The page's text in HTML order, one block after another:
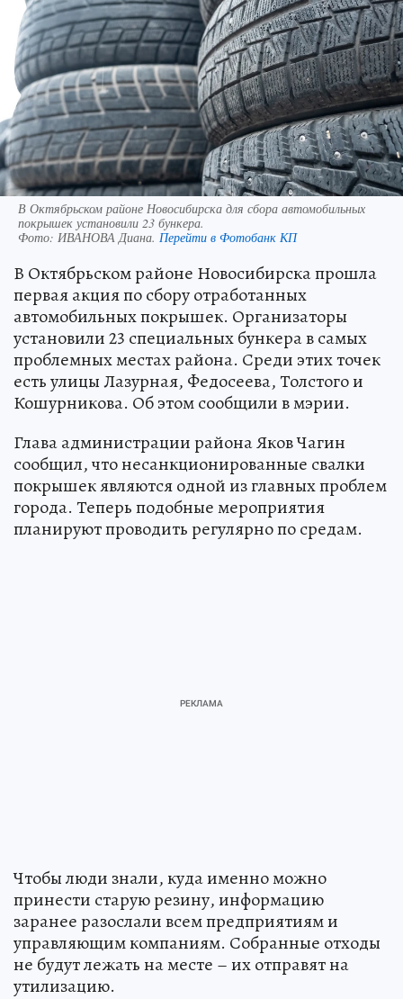
В Октябрьском районе Новосибирска для сбора автомобильных
покрышек установили 23 бункера.
Фото: ИВАНОВА Диана. Перейти в Фотобанк КП
В Октябрьском районе Новосибирска прошла
первая акция по сбору отработанных
автомобильных покрышек. Организаторы
установили 23 специальных бункера в самых
проблемных местах района. Среди этих точек
есть улицы Лазурная, Федосеева, Толстого и
Кошурникова. Об этом сообщили в мэрии.
Глава администрации района Яков Чагин
сообщил, что несанкционированные свалки
покрышек являются одной из главных проблем
города. Теперь подобные мероприятия
планируют проводить регулярно по средам.
Чтобы люди знали, куда именно можно
принести старую резину, информацию
заранее разослали всем предприятиям и
управляющим компаниям. Собранные отходы
не будут лежать на месте – их отправят на
утилизацию.